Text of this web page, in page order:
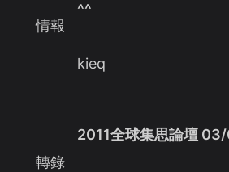
情報
^^
kieq
轉錄
2011全球集思論壇